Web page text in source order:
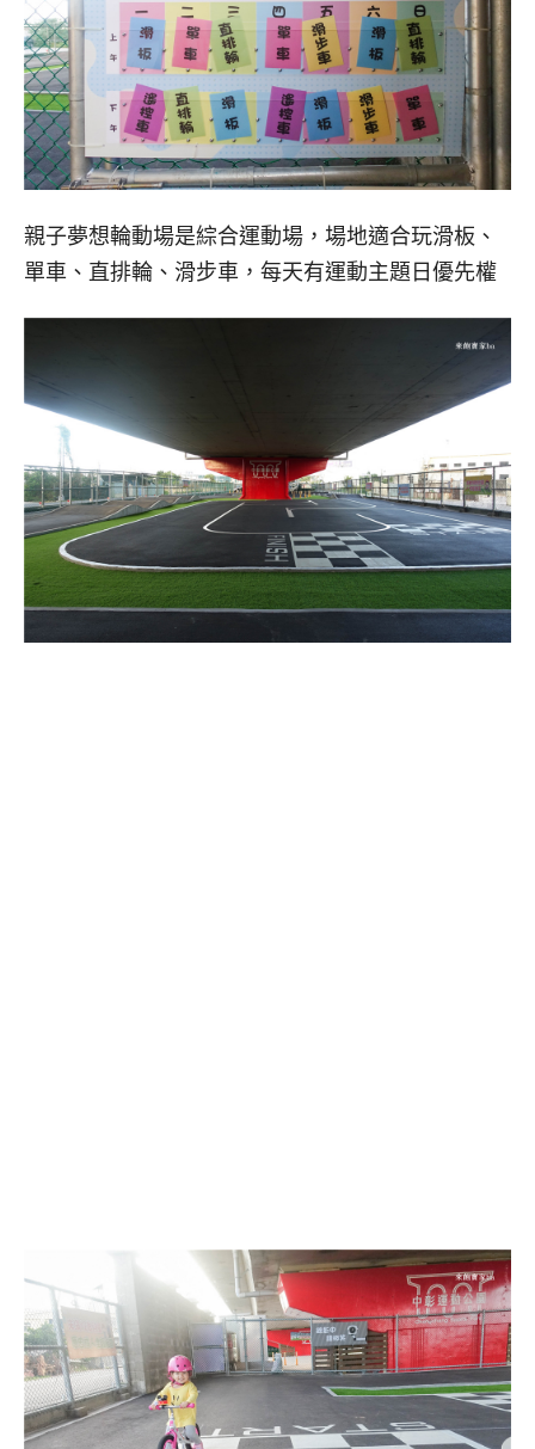
親子夢想輪動場是綜合運動場，場地適合玩滑板、
單車、直排輪、滑步車，每天有運動主題日優先權